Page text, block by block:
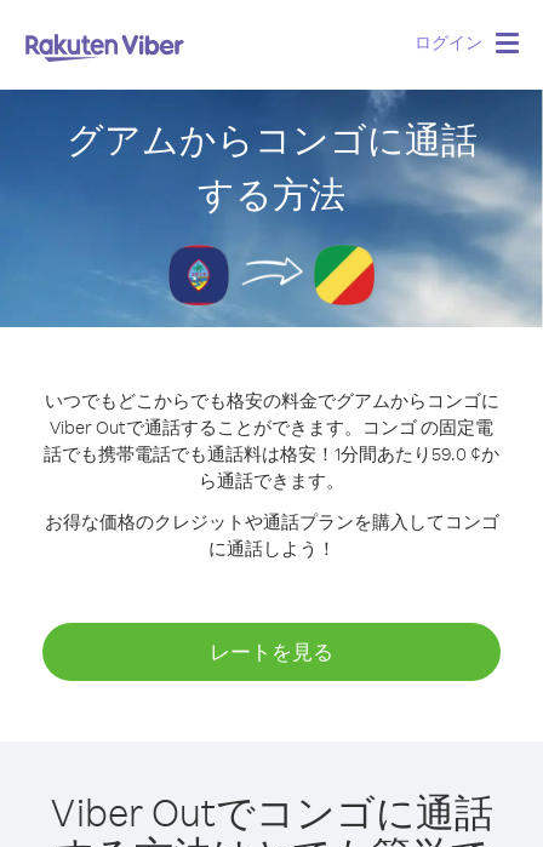
ログイン
グアムからコンゴに通話
する方法
いつでもどこからでも格安の料金でグアムからコンゴに
Viber Outで通話することができます。
コンゴ の固定電
話でも携帯電話でも通話料は格安！1分間あたり59.0 ¢か
ら通話できます。
お得な価格のクレジットや通話プランを購入してコンゴ
に通話しよう！
レートを見る
Viber Outでコンゴに通話